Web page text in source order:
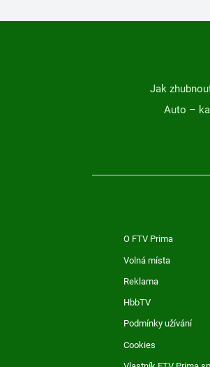
Jak
Auto –
O FTV Prima
Volná místa
Reklama
HbbTV
Podmínky užívání
Cookies